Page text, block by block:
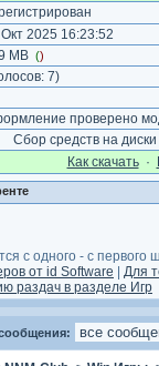
2025 16:23:52
MB ()
7)
проверено
Сбор средств на
Как cкачать·
с одного - с первого
от id Software
Для
раздач в разделе Игр